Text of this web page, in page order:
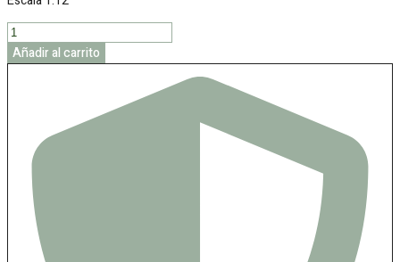
Farol
porta
velas
Añadir al carrito